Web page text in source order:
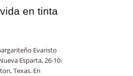
en tinta
Evaristo
Esparta, 26-10-
Texas. En